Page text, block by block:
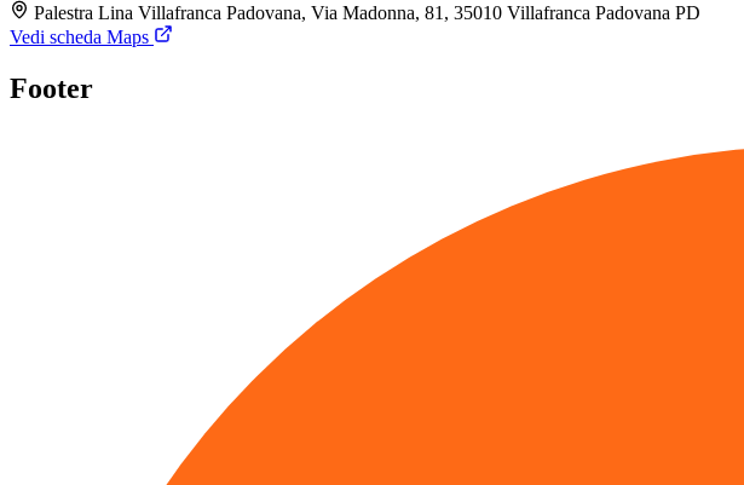
Palestra Lina Villafranca Padovana, Via Madonna, 81, 35010 Villafranca Padovana PD
Vedi scheda Maps
Footer